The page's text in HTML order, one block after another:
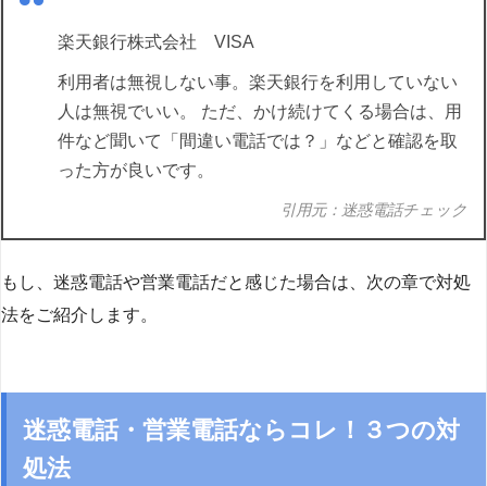
楽天銀行株式会社 VISA
利用者は無視しない事。楽天銀行を利用していない
人は無視でいい。 ただ、かけ続けてくる場合は、用
件など聞いて「間違い電話では？」などと確認を取
った方が良いです。
引用元：迷惑電話チェック
もし、迷惑電話や営業電話だと感じた場合は、次の章で対処
法をご紹介します。
迷惑電話・営業電話ならコレ！３つの対
処法